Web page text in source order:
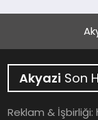
YAŞAM
Akyazi Son
Reklam & İşbirliği: